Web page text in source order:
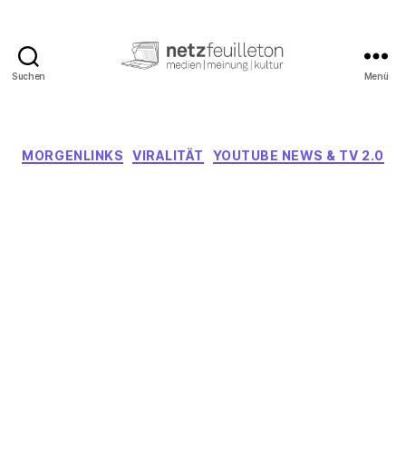
Suchen Menü
Kategorien
MORGENLINKS VIRALITÄT YOUTUBE NEWS & TV 2.0